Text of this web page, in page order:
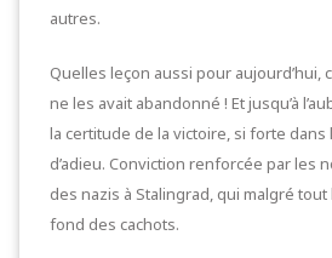
autres.
Quelles leçon aussi pour aujourd’hui,
ne les avait abandonné ! Et jusqu’à
la certitude de la victoire, si forte
d’adieu. Conviction renforcée par les
des nazis à Stalingrad, qui malgré
fond des cachots.